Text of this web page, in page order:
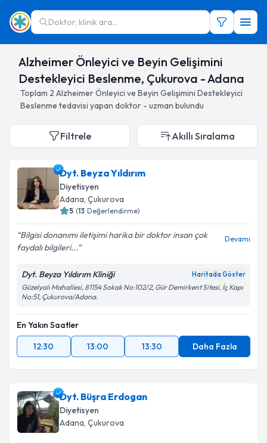
Doktor, klinik ara...
Alzheimer Önleyici ve Beyin Gelişimini
Destekleyici Beslenme, Çukurova - Adana
Toplam 2 Alzheimer Önleyici ve Beyin Gelişimini Destekleyici
Beslenme tedavisi yapan doktor - uzman bulundu
Filtrele Akıllı Sıralama
Dyt. Beyza Yıldırım
Diyetisyen
Adana, Çukurova
5 (13 Değerlendirme)
Bilgisi donanımı iletişimi harika bir doktor insan çok
faydalı bilgileri...
Devamı
Dyt. Beyza Yıldırım Kliniği Haritada Göster
Güzelyalı Mahallesi, 81154 Sokak No:102/2, Gür Demirkent Sitesi, İç Kapı
No:51, Çukurova/Adana.
En Yakın Saatler
12:30
13:00 13:30 Daha Fazla
Dyt. Büşra Erdogan
Diyetisyen
Adana, Çukurova